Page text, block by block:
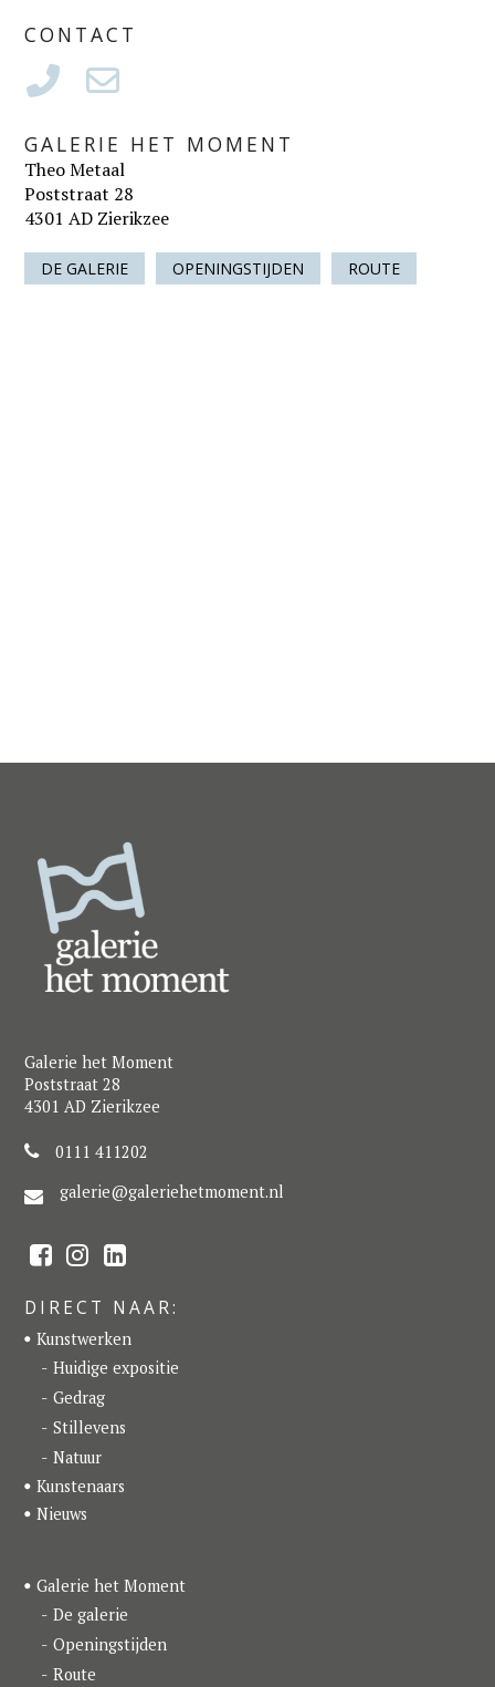
CONTACT
GALERIE HET MOMENT
Theo Metaal
Poststraat 28
4301 AD Zierikzee
DE GALERIE OPENINGSTIJDEN ROUTE
Galerie het Moment
Poststraat 28
4301 AD Zierikzee
0111 411202
galerie@galeriehetmoment.nl
F
a
e
b
o
o
k
t
a
g
r
a
m
L
i
k
e
d
I
n
DIRECT NAAR:
Kunstwerken
Huidige expositie
Gedrag
Stillevens
Natuur
Kunstenaars
Nieuws
Galerie het Moment
De galerie
Openingstijden
Route